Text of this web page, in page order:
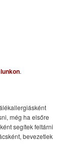
.
még ha elsőre
segítek feltárni
bevezetlek